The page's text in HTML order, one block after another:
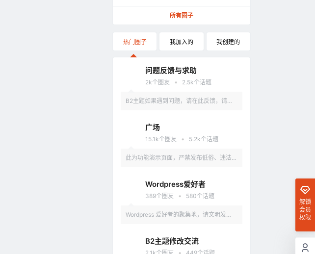
所有圈子
热门圈子 我加入的 我创建的
问题反馈与求助
2k个圈友 • 2.5k个话题
B2主题如果遇到问题，请在此反馈，请具
广场
15.1k个圈友 • 5.2k个话题
此为功能演示页面，严禁发布低俗、违法、
Wordpress爱好者
389个圈友 • 580个话题
Wordpress 爱好者的聚集地，请文明发
B2主题修改交流
解锁
会员
权限